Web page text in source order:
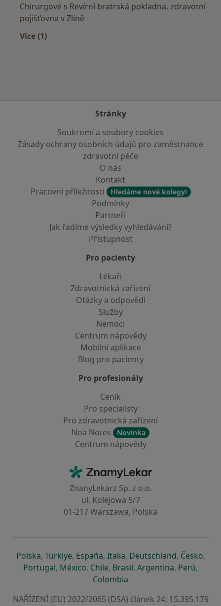
Chirurgové s Revírní bratrská pokladna, zdravotní
pojišťovna v Zlíně
Více (1)
Stránky
Soukromí a soubory cookies
Zásady ochrany osobních údajů pro zaměstnance
zdravotní péče
O nás
Kontakt
Pracovní příležitosti
Hledáme nové kolegy!
Podmínky
Partneři
Jak řadíme výsledky vyhledávání?
Přístupnost
Pro pacienty
Lékaři
Zdravotnická zařízení
Otázky a odpovědi
Služby
Nemoci
Centrum nápovědy
Mobilní aplikace
Blog pro pacienty
Pro profesionály
Ceník
Pro specialisty
Pro zdravotnická zařízení
Noa Notes
Novinka
Centrum nápovědy
ZnamyLekar - Hlavní stránka
ZnanyLekarz Sp. z o.o.
ul. Kolejowa 5/7
01-217 Warszawa, Polska
Polskase otevře v nové záložce
, Türkiyese otevře v nové záložce
, Españase otevře v nové záložce
, Italiase otevře v nové záložce
, Deutschlandse otevře v
, Českose
,
Portugalse otevře v nové záložce
, Méxicose otevře v nové záložce
, Chilese otevře v nové záložce
, Brasilse otevře v nové
, Argentinase otevře v
, Perúse
,
Colombia
NAŘÍZENÍ (EU) 2022/2065 (DSA) článek 24: 15.395.179